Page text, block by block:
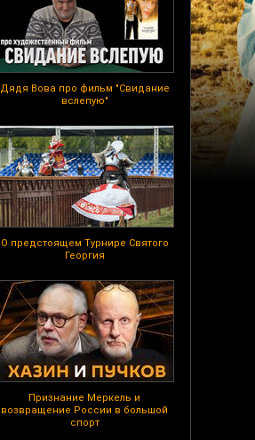
Дядя Вова про фильм "Свидание
вслепую"
О предстоящем Турнире Святого
Георгия
Признание Меркель и
возвращение России в большой
спорт